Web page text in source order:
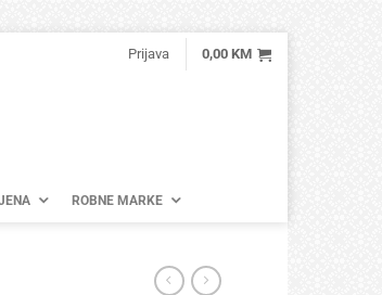
Prijava 0,00 KM
ROBNE MARKE